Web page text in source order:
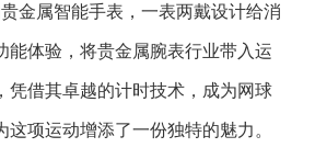
贵金属智能手表，一表两戴设计给消
能体验，将贵金属腕表行业带入运
凭借其卓越的计时技术，成为网球
项运动增添了一份独特的魅力。